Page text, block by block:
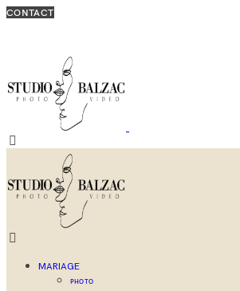
CONTACT
MARIAGE
PHOTO